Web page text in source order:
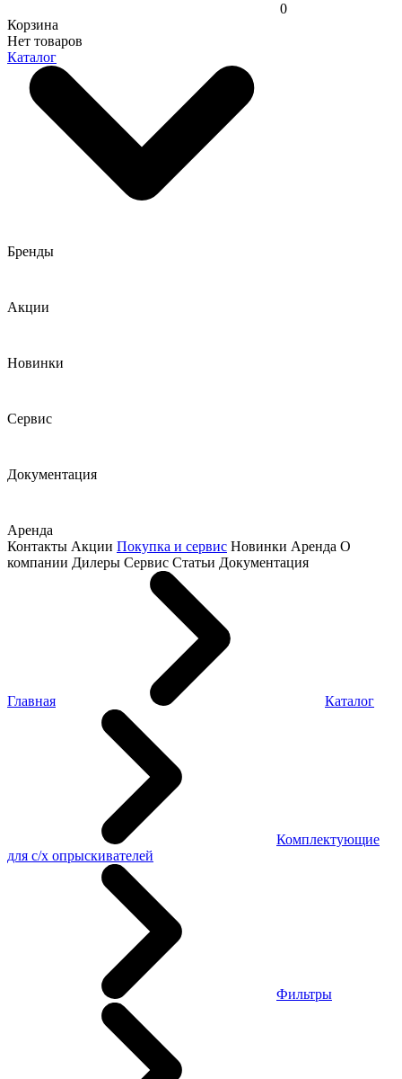
0
Корзина
Нет товаров
Каталог
Бренды
Акции
Новинки
Сервис
Документация
Аренда
Контакты Акции Покупка и сервис Новинки Аренда О
компании Дилеры Сервис Статьи Документация
Главная Каталог
Комплектующие
для с/х опрыскивателей
Фильтры